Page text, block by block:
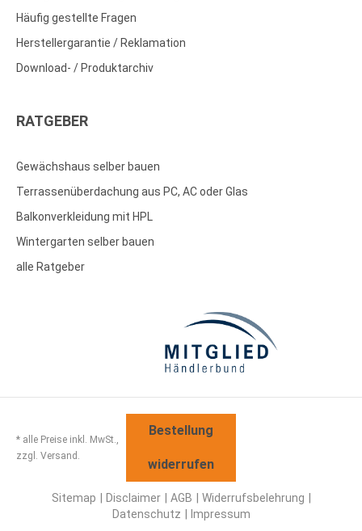
Häufig gestellte Fragen
Herstellergarantie / Reklamation
Download- / Produktarchiv
RATGEBER
Gewächshaus selber bauen
Terrassenüberdachung aus PC, AC oder Glas
Balkonverkleidung mit HPL
Wintergarten selber bauen
alle Ratgeber
* alle Preise inkl. MwSt.,
zzgl. Versand.
Bestellung
widerrufen
Sitemap Disclaimer AGB
Widerrufsbelehrung
Datenschutz
Impressum